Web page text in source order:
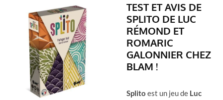
TEST ET AVIS DE
SPLITO DE LUC
RÉMOND ET
ROMARIC
GALONNIER CHEZ
BLAM !
Splito est un jeu de Luc